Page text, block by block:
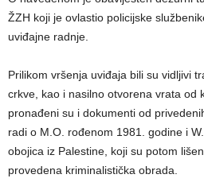
ŽZH koji je ovlastio policijske
uviđajne radnje.
Prilikom vršenja uviđaja bili su vidljivi
crkve, kao i nasilno otvorena vrata od
pronađeni su i dokumenti od
radi o M.O. rođenom 1981. godine i
obojica iz Palestine, koji su potom
provedena kriminalistička obrada.